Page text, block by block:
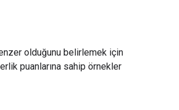
olduğunu belirlemek için
puanlarına sahip örnekler